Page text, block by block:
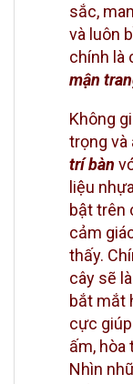
sắc,
và luôn
chính là
mận
Không
trọng và
trí bàn
liệu
bật trên
cảm
thấy.
cây sẽ
bắt mắt
cực
ấm, hòa
Nhìn